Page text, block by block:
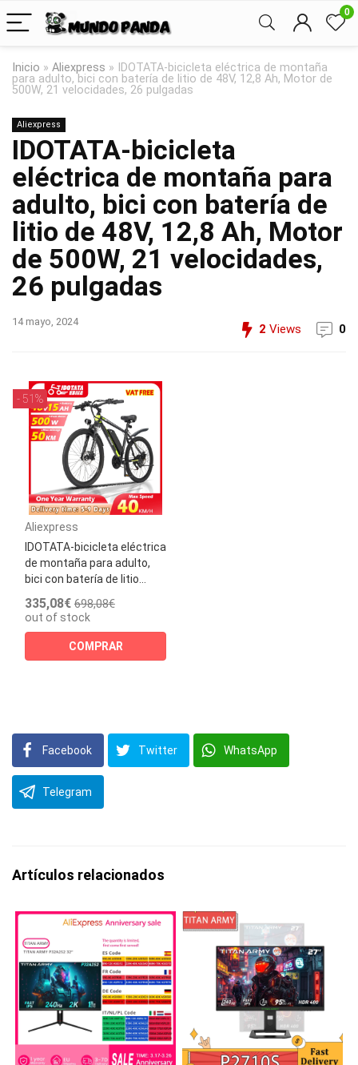
0
Inicio » Aliexpress »
IDOTATA-bicicleta eléctrica de montaña
para adulto, bici con batería de litio de 48V, 12,8 Ah, Motor de
500W, 21 velocidades, 26 pulgadas
Aliexpress
IDOTATA-bicicleta
eléctrica de montaña para
adulto, bici con batería de
litio de 48V, 12,8 Ah, Motor
de 500W, 21 velocidades,
26 pulgadas
14 mayo, 2024
2 Views 0
- 51%
Aliexpress
IDOTATA-bicicleta eléctrica
de montaña para adulto,
bici con batería de litio...
335,08€ 698,08€
out of stock
COMPRAR
Facebook Twitter WhatsApp
Telegram
Artículos relacionados